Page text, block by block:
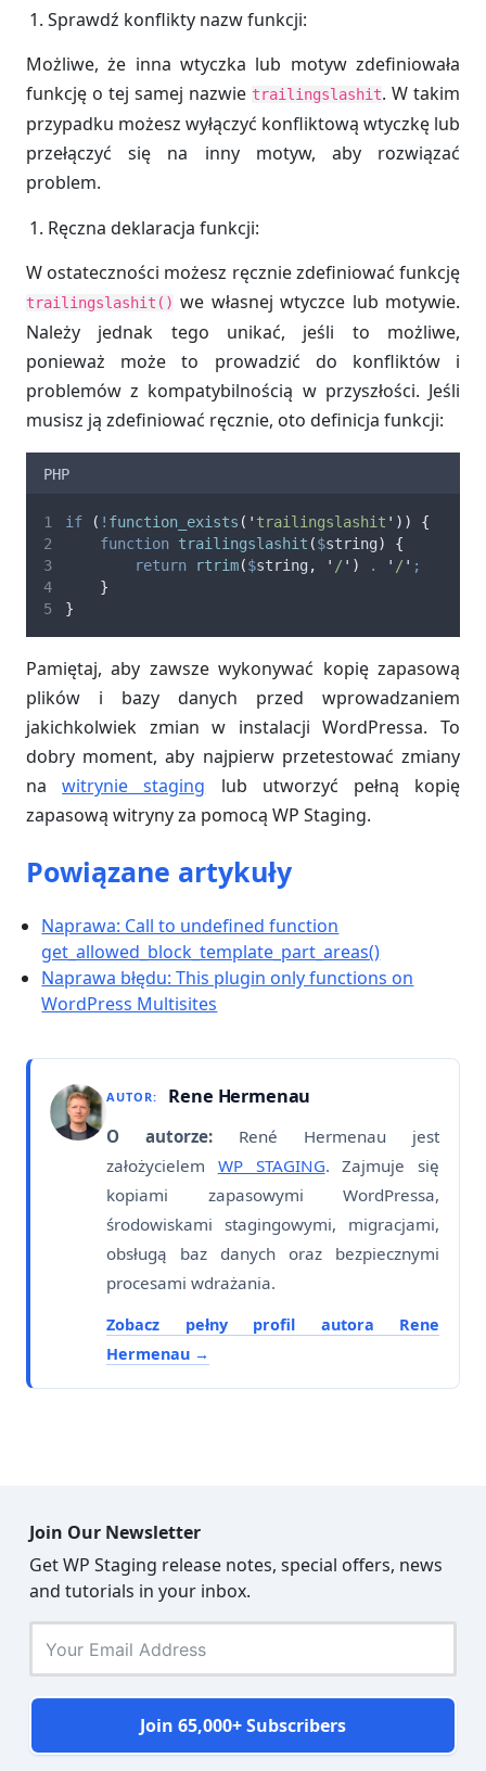
Sprawdź konflikty nazw funkcji:
Możliwe, że inna wtyczka lub motyw zdefiniowała
funkcję o tej samej nazwie trailingslashit. W takim
przypadku możesz wyłączyć konfliktową wtyczkę lub
przełączyć się na inny motyw, aby rozwiązać
problem.
Ręczna deklaracja funkcji:
W ostateczności możesz ręcznie zdefiniować funkcję
trailingslashit() we własnej wtyczce lub motywie.
Należy jednak tego unikać, jeśli to możliwe,
ponieważ może to prowadzić do konfliktów i
problemów z kompatybilnością w przyszłości. Jeśli
musisz ją zdefiniować ręcznie, oto definicja funkcji:
PHP
if ( ! function_exists ( ' trailingslashit ' ))
{
function trailingslashit ($string)
{
return
rtrim($string , ' / ' ) . ' / ' ;
}
}
Pamiętaj, aby zawsze wykonywać kopię zapasową
plików i bazy danych przed wprowadzaniem
jakichkolwiek zmian w instalacji WordPressa. To
dobry moment, aby najpierw przetestować zmiany
nawitrynie staging lub utworzyć pełną kopię
zapasową witryny za pomocą WP Staging.
Powiązane artykuły
Naprawa: Call to undefined function
get_allowed_block_template_part_areas()
Naprawa błędu: This plugin only functions on
WordPress Multisites
AUTOR: Rene Hermenau
O autorze: René Hermenau jest
założycielem WP STAGING. Zajmuje się
kopiami zapasowymi WordPressa,
środowiskami stagingowymi, migracjami,
obsługą baz danych oraz bezpiecznymi
procesami wdrażania.
Zobacz pełny profil autora Rene
Hermenau
Join Our Newsletter
Get WP Staging release notes, special offers, news
and tutorials in your inbox.
Join 65,000+ Subscribers